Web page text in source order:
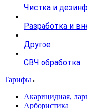
Чистка и
Разработка и
Другое
СВЧ обработка
Тарифы
Акарицидная,
Арбористика